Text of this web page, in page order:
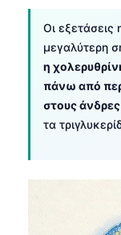
Οι εξετάσεις
μεγαλύτερη
η
πάνω από
στους άνδρες
τα
Suomi
Hrvatski
Slovenčina